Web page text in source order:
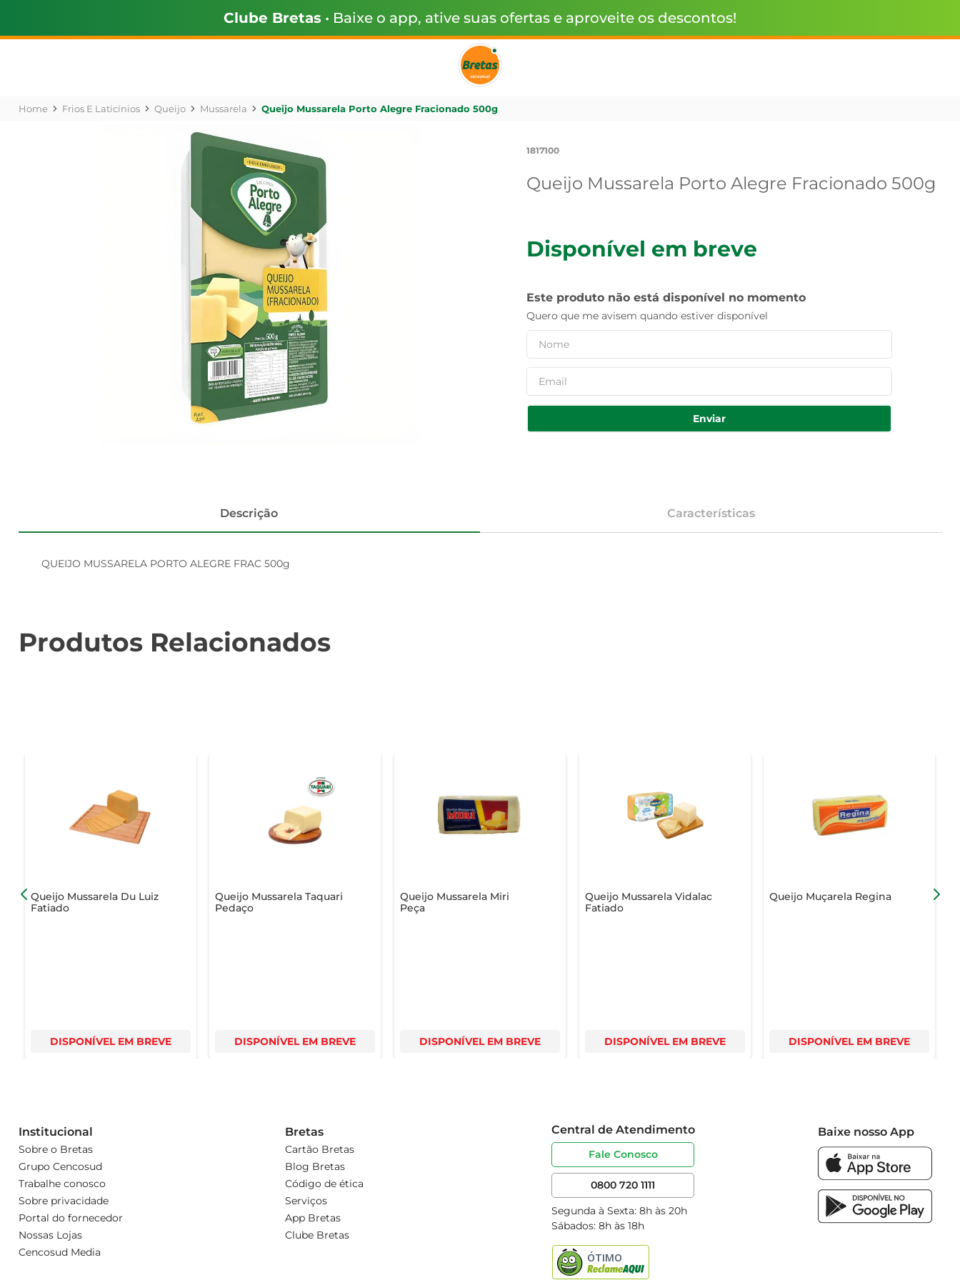
Clube Bretas • Baixe o app, ative suas ofertas e aproveite os descontos!
Frios E Laticínios Queijo Mussarela Queijo Mussarela Porto Alegre Fracionado 500g
1817100
Queijo Mussarela Porto Alegre Fracionado 500g
Disponível em breve
Este produto não está disponível no momento
Quero que me avisem quando estiver disponível
Enviar
Descrição Características
QUEIJO MUSSARELA PORTO ALEGRE FRAC 500g
Produtos Relacionados
Queijo Mussarela Du Luiz
Fatiado
DISPONÍVEL EM BREVE
Queijo Mussarela Taquari
Pedaço
DISPONÍVEL EM BREVE
Queijo Mussarela Miri
Peça
DISPONÍVEL EM BREVE
Queijo Mussarela Vidalac
Fatiado
DISPONÍVEL EM BREVE
Queijo Muçarela Regina
DISPONÍVEL EM BREVE
Institucional
Sobre o Bretas
Grupo Cencosud
Trabalhe conosco
Sobre privacidade
Portal do fornecedor
Nossas Lojas
Cencosud Media
Bretas
Cartão Bretas
Blog Bretas
Código de ética
Serviços
App Bretas
Clube Bretas
Central de Atendimento
Fale Conosco
0800 720 1111
Segunda à Sexta: 8h às 20h
Sábados: 8h às 18h
Baixe nosso App